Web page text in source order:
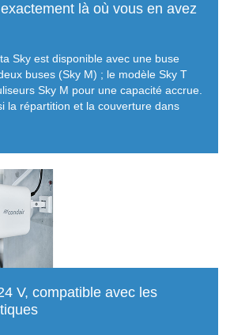
là où vous en avez
Sky est disponible avec une buse
buses (Sky M) ; le modèle Sky T
Sky M pour une capacité accrue.
la répartition et la couverture dans
V, compatible avec les